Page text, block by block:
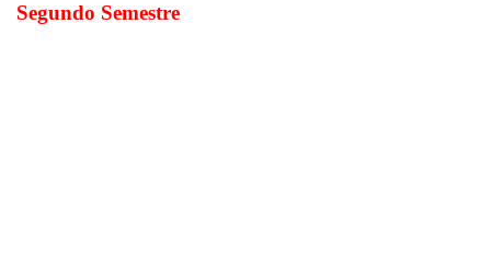
Segundo Semestre